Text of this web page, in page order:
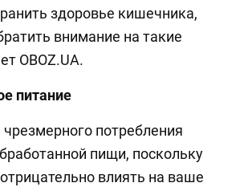
здоровье кишечника,
внимание на такие
OBOZ.UA.
питание
чрезмерного потребления
пищи, поскольку
влиять на ваше